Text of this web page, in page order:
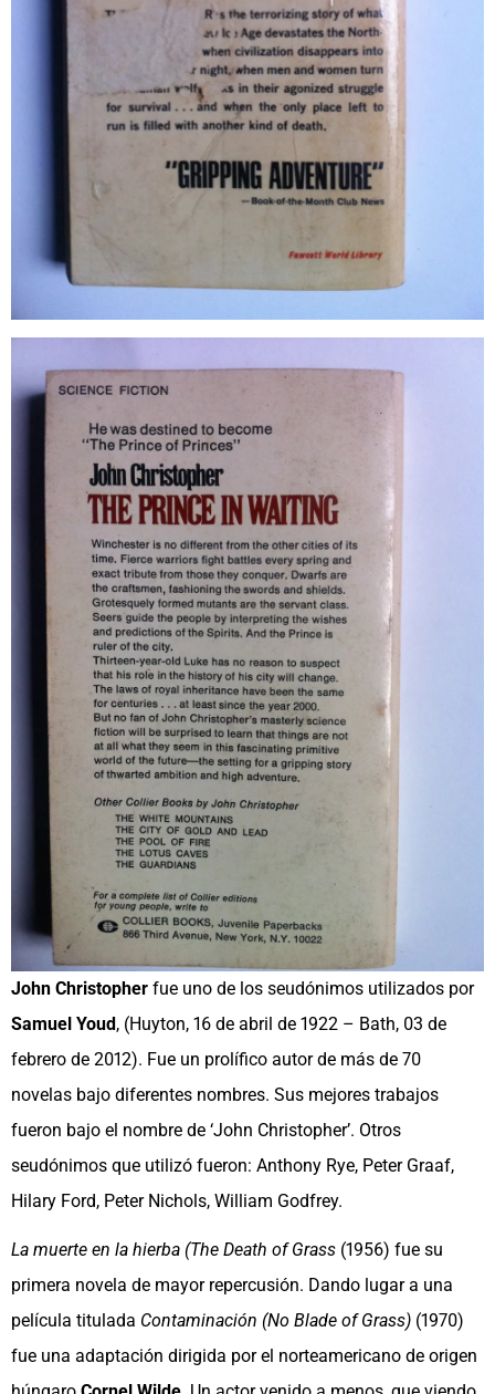
John Christopher fue uno de los seudónimos utilizados por
Samuel Youd , (Huyton, 16 de abril de 1922 – Bath, 03 de
febrero de 2012). Fue un prolífico autor de más de 70
novelas bajo diferentes nombres. Sus mejores trabajos
fueron bajo el nombre de ‘John Christopher’. Otros
seudónimos que utilizó fueron: Anthony Rye, Peter Graaf,
Hilary Ford, Peter Nichols, William Godfrey.
La muerte en la hierba (The Death of Grass (1956) fue su
primera novela de mayor repercusión. Dando lugar a una
película titulada Contaminación (No Blade of Grass) (1970)
fue una adaptación dirigida por el norteamericano de origen